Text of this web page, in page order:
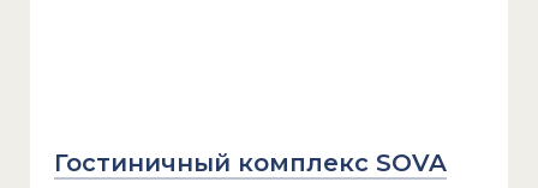
Гостиничный комплекс SOVA